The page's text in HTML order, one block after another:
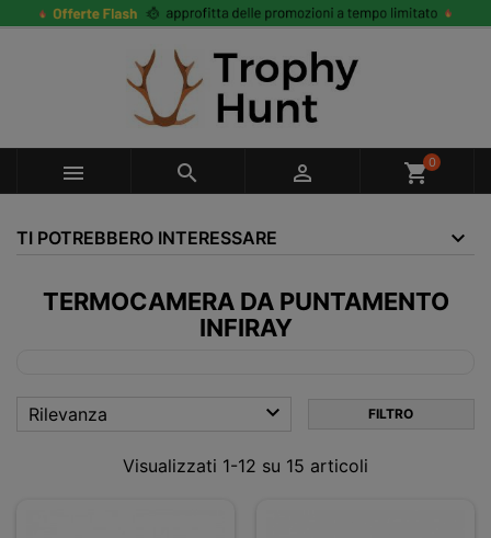
   shopping_cart0
TI POTREBBERO INTERESSARE
TERMOCAMERA DA PUNTAMENTO
INFIRAY
Rilevanza  FILTRO
Visualizzati 1-12 su 15 articoli